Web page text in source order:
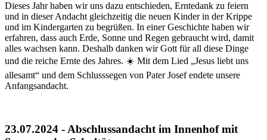
Dieses Jahr haben wir uns dazu entschieden, Erntedank zu feiern
und in dieser Andacht gleichzeitig die neuen Kinder in der Krippe
und im Kindergarten zu begrüßen. In einer Geschichte haben wir
erfahren, dass auch Erde, Sonne und Regen gebraucht wird, damit
alles wachsen kann. Deshalb danken wir Gott für all diese Dinge
und die reiche Ernte des Jahres. ☀️ Mit dem Lied „Jesus liebt uns
allesamt“ und dem Schlusssegen von Pater Josef endete unsere
Anfangsandacht.
23.07.2024 - Abschlussandacht im Innenhof mit